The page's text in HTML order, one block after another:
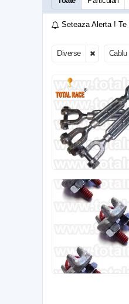
Seteaza Alerta !
Diverse Cablu